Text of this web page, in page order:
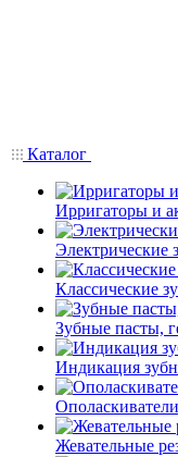
Каталог
Ирригаторы и
Электрические
Классические
Зубные пасты,
Индикация
Жевательные